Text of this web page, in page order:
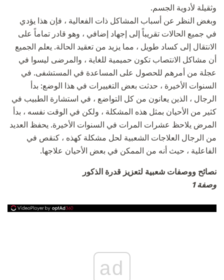
وثقيلة لأدوية الجسم.
وبغض النظر عن أسباب المشاكل ذات الفعالية ، فإن هذا يؤدي
في جميع الحالات تقريباً إلى إجهاد إضافي ، وهو قادر تماماً على
الانتقال إلى كساد طويل ، مما يزيد من تعقيد الحالة. يعلم الجميع
أن مشاكل الانتصاب تكون حميمية للغاية ، والمرضى ليسوا في
عجلة من أمرهم للحصول على المساعدة في المستشفى. في
السنوات الأخيرة ، حدثت بعض التغييرات في هذا الوضع: بدأ
الرجال ، الذين يعانون من كل التواضع ، في استشارة الطبيب في
كثير من الأحيان بمثل هذه المشكلة ، ولكن في الوقت نفسه ، بدأ
المرض يلاحظ عشرات المرات في السنوات الأخيرة. يحفظ العديد
من الرجال العلاجات الشعبية لحل مشكلة كهذه ، كنقص في
الفاعلية ، حيث أنه من الممكن في بعض الأحيان علاجها.
نصائح ووصفات شعبية لتعزيز قدرة الذكور
وصفة 1
ad